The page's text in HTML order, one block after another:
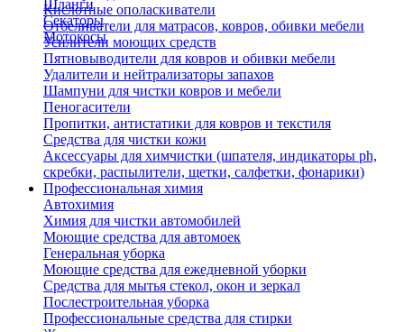
Шланги
Секаторы
Мотокосы
Кислотные ополаскиватели
Отбеливатели для матрасов, ковров, обивки мебели
Усилители моющих средств
Пятновыводители для ковров и обивки мебели
Удалители и нейтрализаторы запахов
Шампуни для чистки ковров и мебели
Пеногасители
Пропитки, антистатики для ковров и текстиля
Средства для чистки кожи
Аксессуары для химчистки (шпателя, индикаторы ph,
скребки, распылители, щетки, салфетки, фонарики)
Профессиональная химия
Автохимия
Химия для чистки автомобилей
Моющие средства для автомоек
Генеральная уборка
Моющие средства для ежедневной уборки
Средства для мытья стекол, окон и зеркал
Послестроительная уборка
Профессиональные средства для стирки